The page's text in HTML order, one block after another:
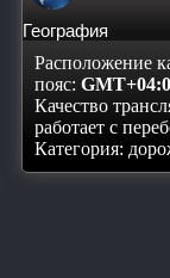
География
Расположение
пояс:
Качество
работает с
Категория: